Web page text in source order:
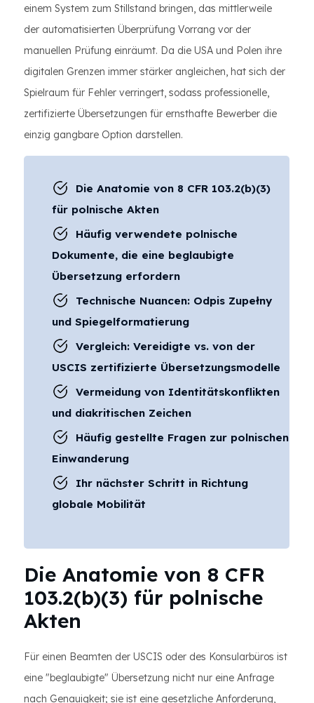
einem System zum Stillstand bringen, das mittlerweile
der automatisierten Überprüfung Vorrang vor der
manuellen Prüfung einräumt. Da die USA und Polen ihre
digitalen Grenzen immer stärker angleichen, hat sich der
Spielraum für Fehler verringert, sodass professionelle,
zertifizierte Übersetzungen für ernsthafte Bewerber die
einzig gangbare Option darstellen.
Die Anatomie von 8 CFR 103.2(b)(3)
für polnische Akten
Häufig verwendete polnische
Dokumente, die eine beglaubigte
Übersetzung erfordern
Technische Nuancen: Odpis Zupełny
und Spiegelformatierung
Vergleich: Vereidigte vs. von der
USCIS zertifizierte Übersetzungsmodelle
Vermeidung von Identitätskonflikten
und diakritischen Zeichen
Häufig gestellte Fragen zur polnischen
Einwanderung
Ihr nächster Schritt in Richtung
globale Mobilität
Die Anatomie von 8 CFR
103.2(b)(3) für polnische
Akten
Für einen Beamten der USCIS oder des Konsularbüros ist
eine "beglaubigte" Übersetzung nicht nur eine Anfrage
nach Genauigkeit; sie ist eine gesetzliche Anforderung,